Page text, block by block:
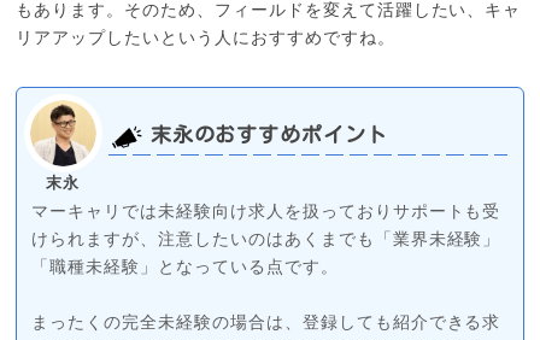
もあります。そのため、フィールドを変えて活躍したい、キャ
リアアップしたいという人におすすめですね。
末永
末永のおすすめポイント
マーキャリでは未経験向け求人を扱っておりサポートも受
けられますが、注意したいのはあくまでも「業界未経験」
「職種未経験」となっている点です。
まったくの完全未経験の場合は、登録しても紹介できる求